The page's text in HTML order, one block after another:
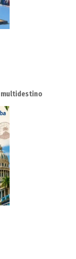
multidestino